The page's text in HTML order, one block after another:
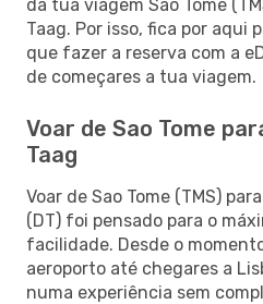
da tua viagem Sao Tome
Taag. Por isso, fica por aqui
que fazer a reserva com a
de começares a tua viagem.
Voar de Sao Tome
Taag
Voar de Sao Tome (TMS)
(DT) foi pensado para o
facilidade. Desde o
aeroporto até chegares a
numa experiência sem